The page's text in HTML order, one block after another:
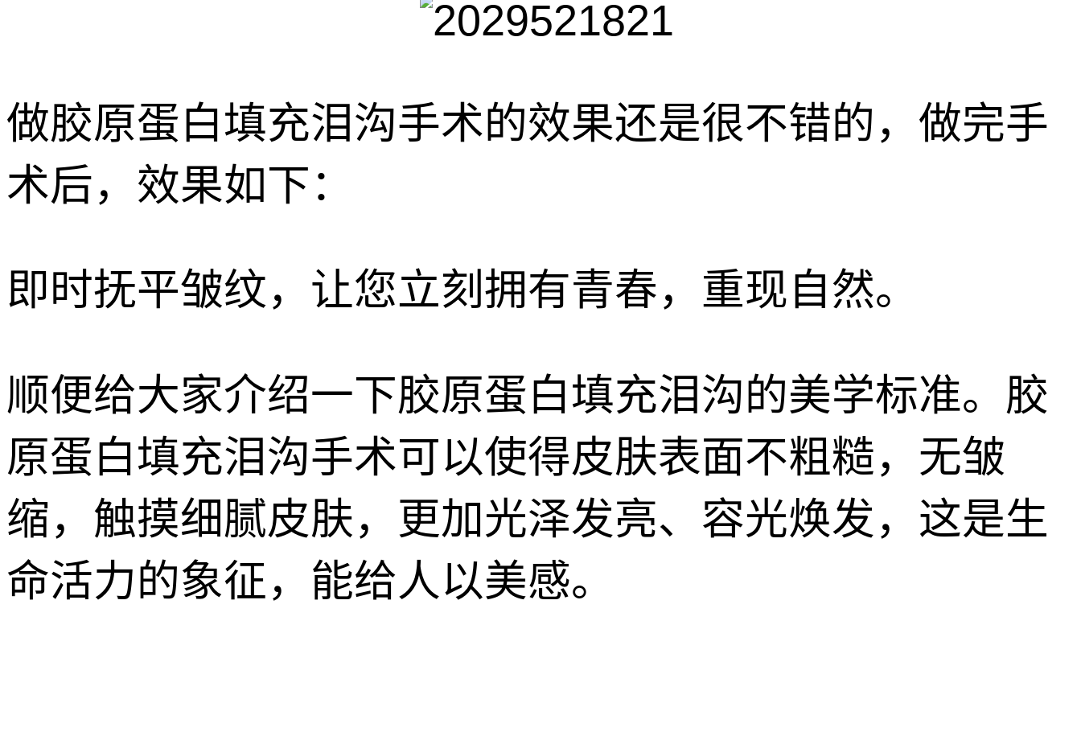
做胶原蛋白填充泪沟手术的效果还是很不错的，做完手
术后，效果如下：
即时抚平皱纹，让您立刻拥有青春，重现自然。
顺便给大家介绍一下胶原蛋白填充泪沟的美学标准。胶
原蛋白填充泪沟手术可以使得皮肤表面不粗糙，无皱
缩，触摸细腻皮肤，更加光泽发亮、容光焕发，这是生
命活力的象征，能给人以美感。